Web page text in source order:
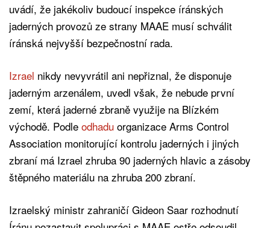
uvádí, že jakékoliv budoucí inspekce íránských
jaderných provozů ze strany MAAE musí schválit
íránská nejvyšší bezpečnostní rada.
Izrael nikdy nevyvrátil ani nepřiznal, že disponuje
jaderným arzenálem, uvedl však, že nebude první
zemí, která jaderné zbraně využije na Blízkém
východě. Podle odhadu organizace Arms Control
Association monitorující kontrolu jaderných i jiných
zbraní má Izrael zhruba 90 jaderných hlavic a zásoby
štěpného materiálu na zhruba 200 zbraní.
Izraelský ministr zahraničí Gideon Saar rozhodnutí